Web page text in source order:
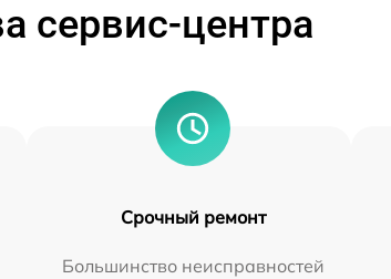
сервис-центра
Срочный ремонт
Большинство неисправностей